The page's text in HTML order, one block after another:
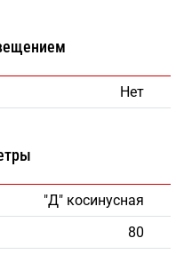
Нет
"Д" косинусная
80